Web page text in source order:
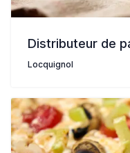
Distributeur de
Locquignol